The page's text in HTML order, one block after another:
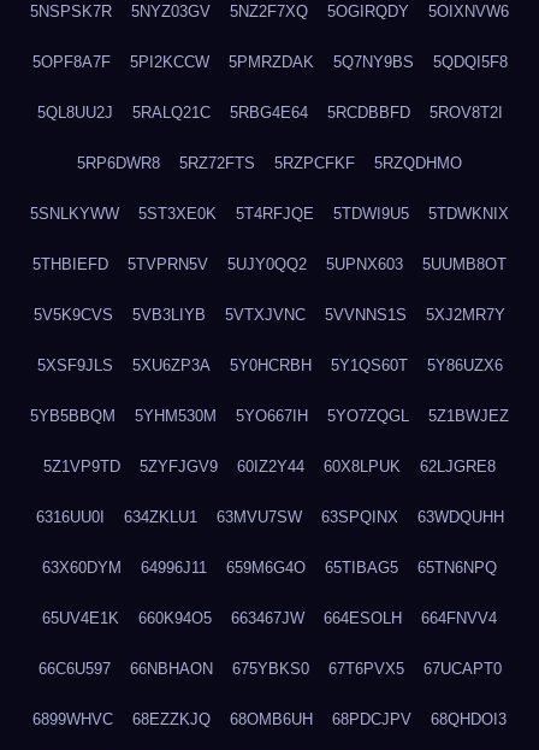
5NSPSK7R 5NYZ03GV 5NZ2F7XQ 5OGIRQDY 5OIXNVW6
5OPF8A7F 5PI2KCCW 5PMRZDAK 5Q7NY9BS 5QDQI5F8
5QL8UU2J 5RALQ21C 5RBG4E64 5RCDBBFD 5ROV8T2I
5RP6DWR8 5RZ72FTS 5RZPCFKF 5RZQDHMO
5SNLKYWW 5ST3XE0K 5T4RFJQE 5TDWI9U5 5TDWKNIX
5THBIEFD 5TVPRN5V 5UJY0QQ2 5UPNX603 5UUMB8OT
5V5K9CVS 5VB3LIYB 5VTXJVNC 5VVNNS1S 5XJ2MR7Y
5XSF9JLS 5XU6ZP3A 5Y0HCRBH 5Y1QS60T 5Y86UZX6
5YB5BBQM 5YHM530M 5YO667IH 5YO7ZQGL 5Z1BWJEZ
5Z1VP9TD 5ZYFJGV9 60IZ2Y44 60X8LPUK 62LJGRE8
6316UU0I 634ZKLU1 63MVU7SW 63SPQINX 63WDQUHH
63X60DYM 64996J11 659M6G4O 65TIBAG5 65TN6NPQ
65UV4E1K 660K94O5 663467JW 664ESOLH 664FNVV4
66C6U597 66NBHAON 675YBKS0 67T6PVX5 67UCAPT0
6899WHVC 68EZZKJQ 68OMB6UH 68PDCJPV 68QHDOI3